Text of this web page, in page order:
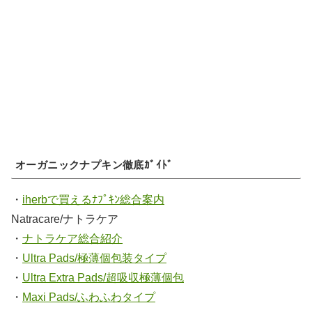
オーガニックナプキン徹底ｶﾞｲﾄﾞ
・ iherbで買えるﾅﾌﾟｷﾝ総合案内
Natracare/ナトラケア
・ ナトラケア総合紹介
・ Ultra Pads/極薄個包装タイプ
・ Ultra Extra Pads/超吸収極薄個包
・ Maxi Pads/ふわふわタイプ